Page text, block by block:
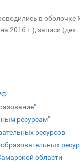
в оболочке
2016 г.), записи (дек.
ресурсам"
ресурсов
разовательных
области